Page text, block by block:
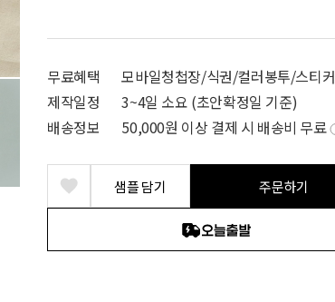
무료혜택
모바일청첩장/식권/컬러봉투/스티커
제작일정
3~4일 소요 (초안확정일 기준)
배송정보
50,000원 이상 결제 시 배송비 무료
샘플 담기 주문하기